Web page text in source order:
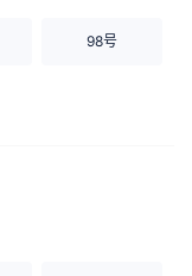
98号